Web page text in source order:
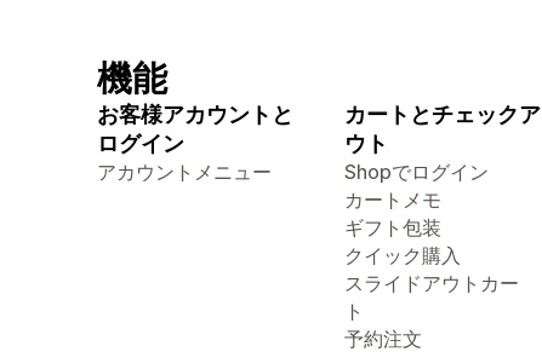
機能
お客様アカウントと
ログイン
アカウントメニュー
カートとチェックア
ウト
Shopでログイン
カートメモ
ギフト包装
クイック購入
スライドアウトカー
ト
予約注文